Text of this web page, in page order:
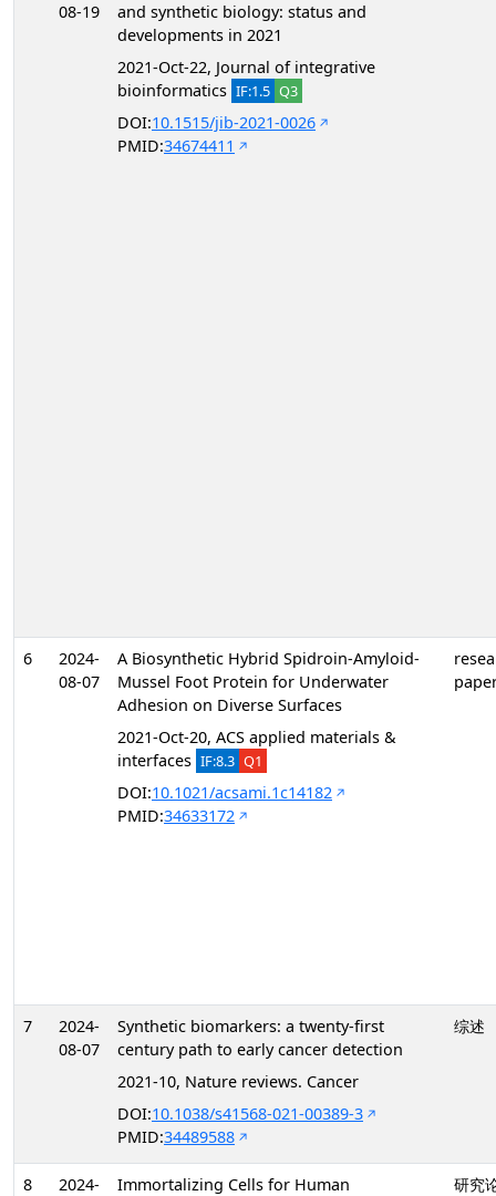
08-19
and synthetic biology: status and
developments in 2021
2021-Oct-22, Journal of integrative
bioinformatics IF:1.5 Q3
DOI:10.1515/jib-2021-0026
PMID:34674411
6
2024-
08-07
A Biosynthetic Hybrid Spidroin-Amyloid-
Mussel Foot Protein for Underwater
Adhesion on Diverse Surfaces
2021-Oct-20, ACS applied materials &
interfaces IF:8.3 Q1
DOI:10.1021/acsami.1c14182
PMID:34633172
7
2024-
08-07
Synthetic biomarkers: a twenty-first
century path to early cancer detection
2021-10, Nature reviews. Cancer
DOI:10.1038/s41568-021-00389-3
PMID:34489588
综述
8
2024-
Immortalizing Cells for Human
研究